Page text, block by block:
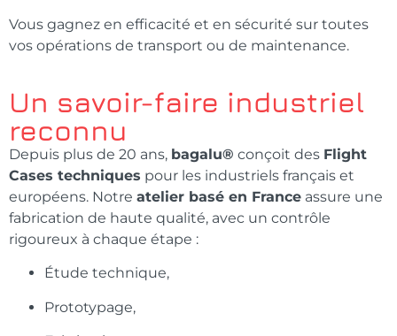
Vous gagnez en efficacité et en sécurité sur toutes
vos opérations de transport ou de maintenance.
Un savoir-faire industriel
reconnu
Depuis plus de 20 ans, bagalu® conçoit des Flight
Cases techniques pour les industriels français et
européens. Notre atelier basé en France assure une
fabrication de haute qualité, avec un contrôle
rigoureux à chaque étape :
Étude technique,
Prototypage,